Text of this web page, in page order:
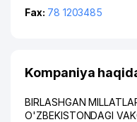
Fax: 78 1203485
Kompaniya
BIRLASHGAN
O'ZBEKISTONDAGI